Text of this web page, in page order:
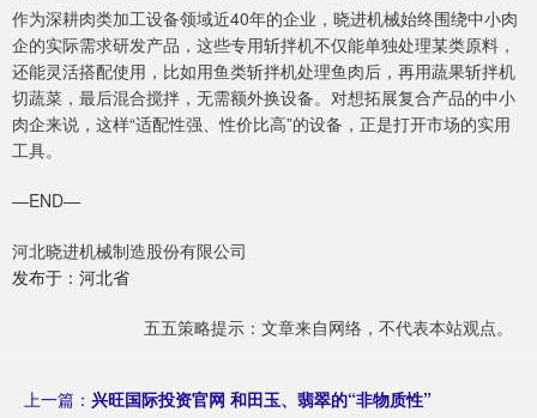
作为深耕肉类加工设备领域近40年的企业，晓进机械始终围绕中小肉
企的实际需求研发产品，这些专用斩拌机不仅能单独处理某类原料，
还能灵活搭配使用，比如用鱼类斩拌机处理鱼肉后，再用蔬果斩拌机
切蔬菜，最后混合搅拌，无需额外换设备。对想拓展复合产品的中小
肉企来说，这样“适配性强、性价比高”的设备，正是打开市场的实用
工具。
—END—
河北晓进机械制造股份有限公司
发布于：河北省
五五策略提示：文章来自网络，不代表本站观点。
上一篇： 兴旺国际投资官网 和田玉、翡翠的“非物质性”